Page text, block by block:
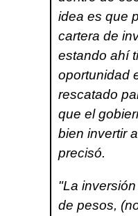
idea es que
cartera de
estando ahí
oportunidad
rescatado
que el
bien invertir
precisó.
"La
de pesos,